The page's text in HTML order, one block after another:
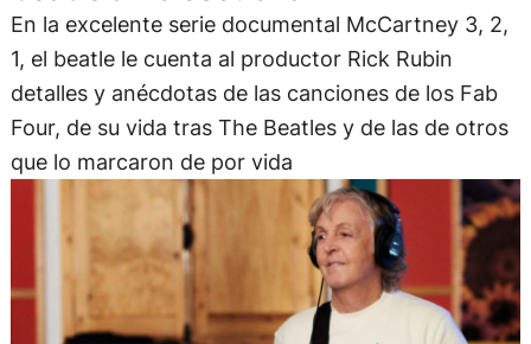
En la excelente serie documental McCartney 3, 2,
1, el beatle le cuenta al productor Rick Rubin
detalles y anécdotas de las canciones de los Fab
Four, de su vida tras The Beatles y de las de otros
que lo marcaron de por vida